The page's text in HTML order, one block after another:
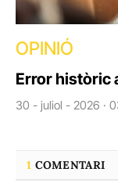
OPINIÓ
Error històric
30 - juliol - 2026 ·
1 COMENTARI